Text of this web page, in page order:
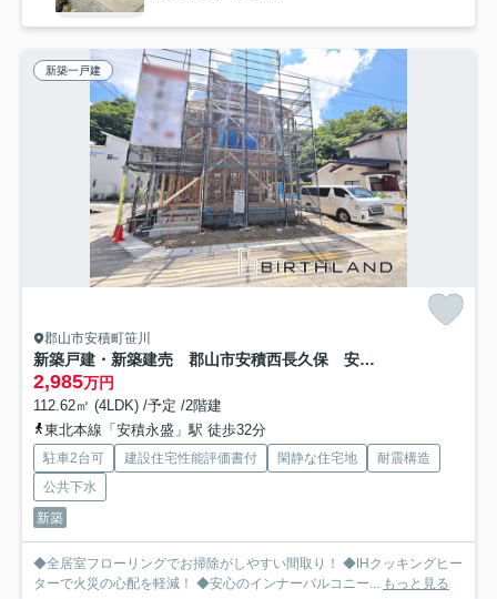
新築一戸建
郡山市安積町笹川
新築戸建・新築建売 郡山市安積西長久保 安積第一小・安積中
2,985万円
112.62㎡ (4LDK) /予定 /2階建
東北本線「安積永盛」駅 徒歩32分
駐車2台可 建設住宅性能評価書付 閑静な住宅地
耐震構造
公共下水
新築
◆全居室フローリングでお掃除がしやすい間取り！ ◆IHクッキングヒー
ターで火災の心配を軽減！ ◆安心のインナーバルコニー...
もっと見る